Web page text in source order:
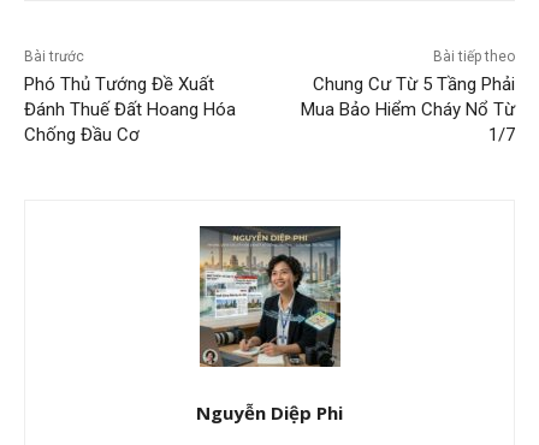
Bài trước
Phó Thủ Tướng Đề Xuất
Đánh Thuế Đất Hoang Hóa
Chống Đầu Cơ
Bài tiếp theo
Chung Cư Từ 5 Tầng Phải
Mua Bảo Hiểm Cháy Nổ Từ
1/7
Nguyễn Diệp Phi